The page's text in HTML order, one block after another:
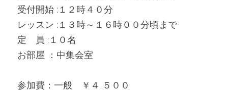
受付開始 :１２時４０分
レッスン :１３時～１６時００分頃まで
定　員 :１０名
お部屋 ：中集会室
参加費：一般　￥４,５００